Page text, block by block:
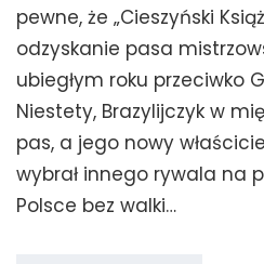
pewne, że „Cieszyński
odzyskanie pasa
ubiegłym roku przeciwko
Niestety, Brazylijczyk w
pas, a jego nowy
wybrał innego rywala na
Polsce bez walki…